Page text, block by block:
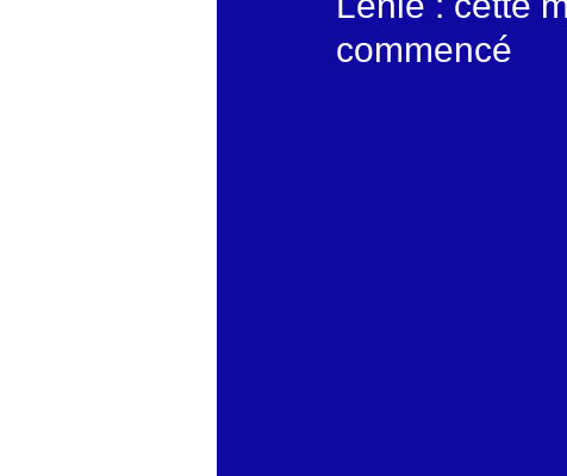
Musiques Science Podcasts
commencé